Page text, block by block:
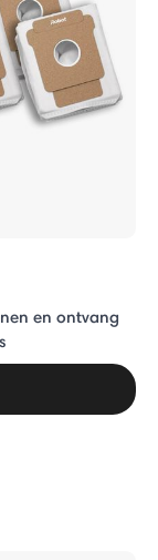
en ontvang